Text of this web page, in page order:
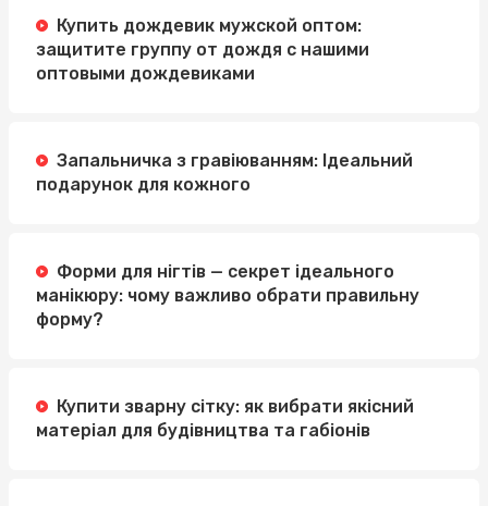
Купить дождевик мужской оптом:
защитите группу от дождя с нашими
оптовыми дождевиками
Запальничка з гравіюванням: Ідеальний
подарунок для кожного
Форми для нігтів — секрет ідеального
манікюру: чому важливо обрати правильну
форму?
Купити зварну сітку: як вибрати якісний
матеріал для будівництва та габіонів